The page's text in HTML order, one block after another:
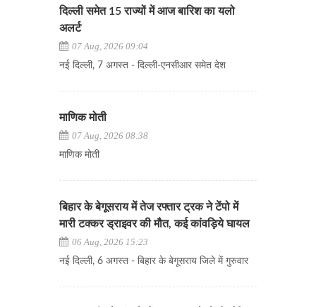
दिल्ली समेत 15 राज्यों में आज बारिश का यलो
अलर्ट
07 Aug, 2026 09:04
नई दिल्ली, 7 अगस्त - दिल्ली-एनसीआर समेत देश
माणिक मोती
07 Aug, 2026 08:38
माणिक मोती
बिहार के बेगूसराय में तेज रफ्तार ट्रक ने टेंपो में
मारी टक्कर ड्राइवर की मौत, कई कांवड़िये घायल
06 Aug, 2026 15:23
नई दिल्ली, 6 अगस्त - बिहार के बेगूसराय जिले में गुरुवार